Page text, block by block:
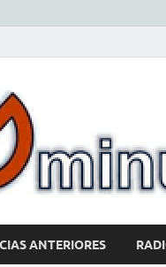
ANTERIORES